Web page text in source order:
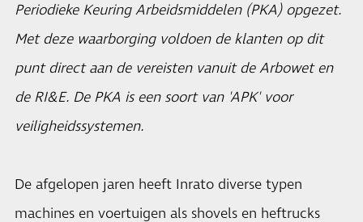
Periodieke Keuring Arbeidsmiddelen (PKA) opgezet.
Met deze waarborging voldoen de klanten op dit
punt direct aan de vereisten vanuit de Arbowet en
de RI&E. De PKA is een soort van 'APK' voor
veiligheidssystemen.
De afgelopen jaren heeft Inrato diverse typen
machines en voertuigen als shovels en heftrucks